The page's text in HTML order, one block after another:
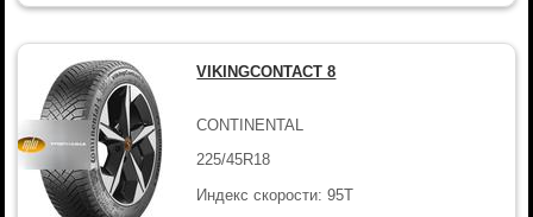
VIKINGCONTACT 8
CONTINENTAL
225/45R18
Индекс скорости: 95T